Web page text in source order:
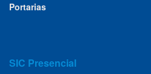
Portarias
SIC Presencial